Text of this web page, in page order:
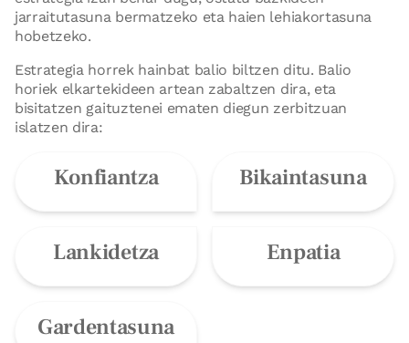
jarraitutasuna bermatzeko eta haien lehiakortasuna
hobetzeko.
Estrategia horrek hainbat balio biltzen ditu. Balio
horiek elkartekideen artean zabaltzen dira, eta
bisitatzen gaituztenei ematen diegun zerbitzuan
islatzen dira:
Konfiantza Bikaintasuna
Lankidetza Enpatia
Gardentasuna